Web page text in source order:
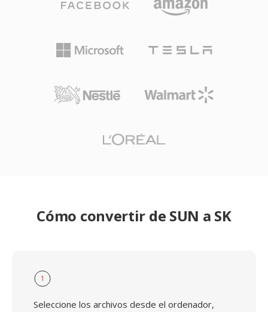
Cómo convertir de SUN a SK
1
Seleccione los archivos desde el ordenador,